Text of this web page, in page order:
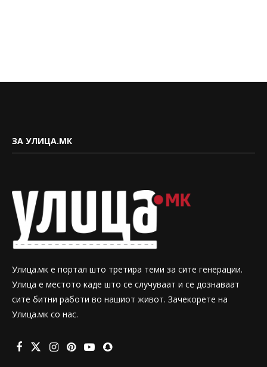
ЗА УЛИЦА.МК
Улица.мк е портал што третира теми за сите генерации.
Улица е местото каде што се случуваат и се дознаваат
сите битни работи во нашиот живот. Зачекорете на
Улица.мк со нас.